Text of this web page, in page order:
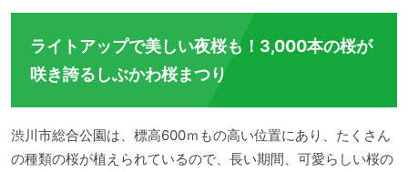
ライトアップで美しい夜桜も！3,000本の桜が
咲き誇るしぶかわ桜まつり
渋川市総合公園は、標高600ｍもの高い位置にあり、たくさん
の種類の桜が植えられているので、長い期間、可愛らしい桜の